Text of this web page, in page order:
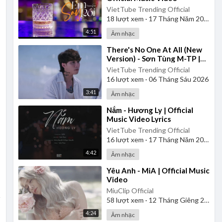
4:51
VietTube Trending Official
18 lượt xem · 17 Tháng Năm 2026
Âm nhạc
3:41
⁣There's No One At All (New
Version) - Sơn Tùng M-TP |
Official Music Video
VietTube Trending Official
16lượt xem · 06 Tháng Sáu 2026
Âm nhạc
4:42
⁣Nắm - Hương Ly | Official
Music Video Lyrics
VietTube Trending Official
16lượt xem · 17 Tháng Năm 2026
Âm nhạc
4:24
⁣Yêu Anh - MiA | Official Music
Video
MiuClip Official
58 lượt xem · 12 Tháng Giêng 2025
Âm nhạc